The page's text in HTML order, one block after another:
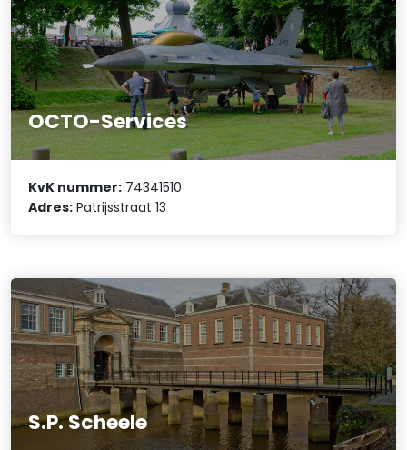
OCTO-Services
KvK nummer: 74341510
Adres: Patrijsstraat 13
S.P. Scheele